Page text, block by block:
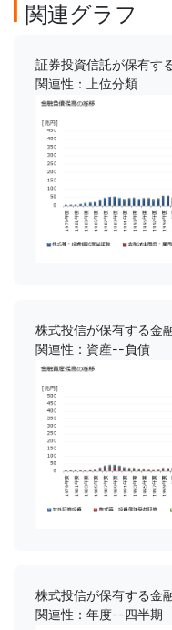
関連グラフ
証券投資信託が保有す
関連性：上位分類
株式投信が保有する金
関連性：資産--負債
株式投信が保有する金
関連性：年度--四半期